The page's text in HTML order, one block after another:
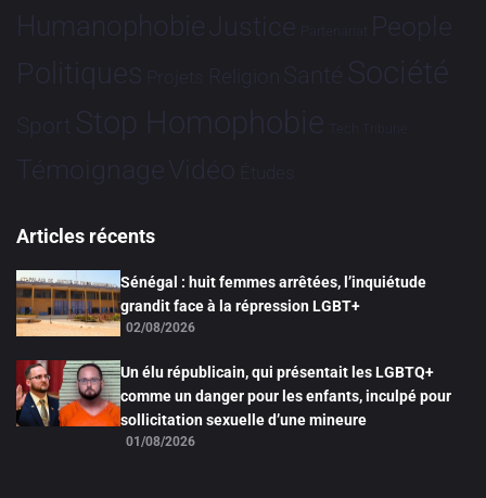
HumanophobieJustice Partenariat People
Politiques Projets Religion Santé Société
Sport Stop Homophobie Tech Tribune
TémoignageVidéo Études
Articles récents
Sénégal : huit femmes arrêtées, l’inquiétude
grandit face à la répression LGBT+
02/08/2026
Un élu républicain, qui présentait les LGBTQ+
comme un danger pour les enfants, inculpé pour
sollicitation sexuelle d’une mineure
01/08/2026